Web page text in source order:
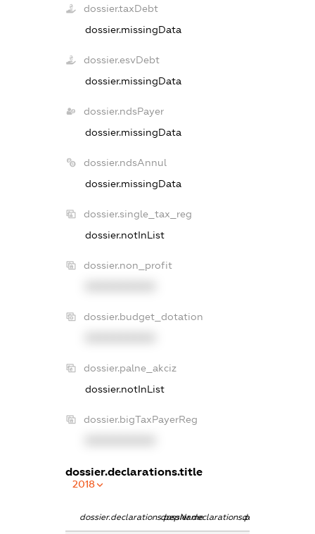
dossier.taxDebt
dossier.missingData
dossier.esvDebt
dossier.missingData
dossier.ndsPayer
dossier.missingData
dossier.ndsAnnul
dossier.missingData
dossier.single_tax_reg
dossier.notInList
dossier.non_profit
dossier.budget_dotation
dossier.palne_akciz
dossier.notInList
dossier.bigTaxPayerReg
dossier.declarations.title
2018
dossier.declarations.pepNamedossier.declarations.personName